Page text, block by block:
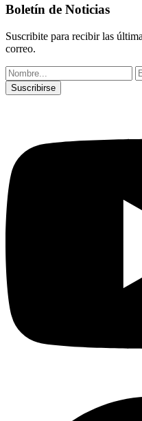
Boletín de Noticias
Suscribite para recibir las
correo.
Suscribirse